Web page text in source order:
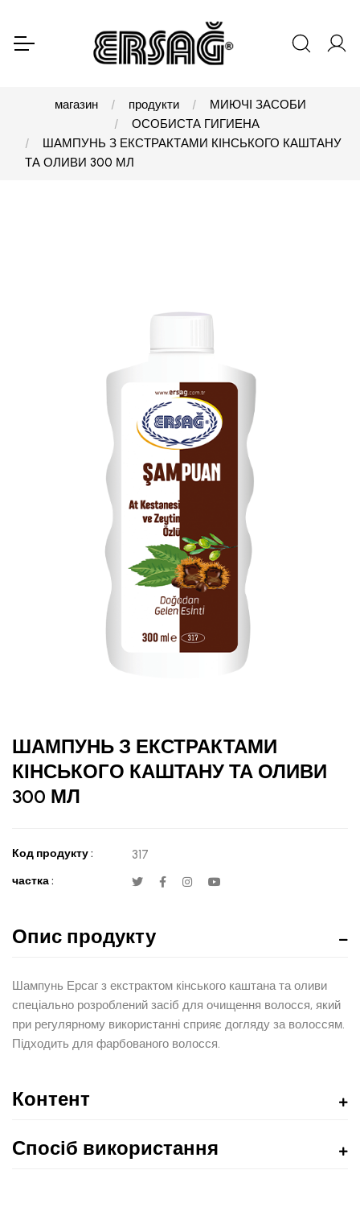
магазин продукти
МИЮЧІ ЗАСОБИ
ОСОБИСТА ГИГИЕНА
ШАМПУНЬ З ЕКСТРАКТАМИ КІНСЬКОГО КАШТАНУ
ТА ОЛИВИ 300 МЛ
ШАМПУНЬ З ЕКСТРАКТАМИ
КІНСЬКОГО КАШТАНУ ТА ОЛИВИ
300 МЛ
Код продукту : 317
частка :
Опис продукту
Шампунь Ерсаг з екстрактом кінського каштана та оливи
спеціально розроблений засіб для очищення волосся, який
при регулярному використанні сприяє догляду за волоссям.
Підходить для фарбованого волосся.
Контент
Спосіб використання